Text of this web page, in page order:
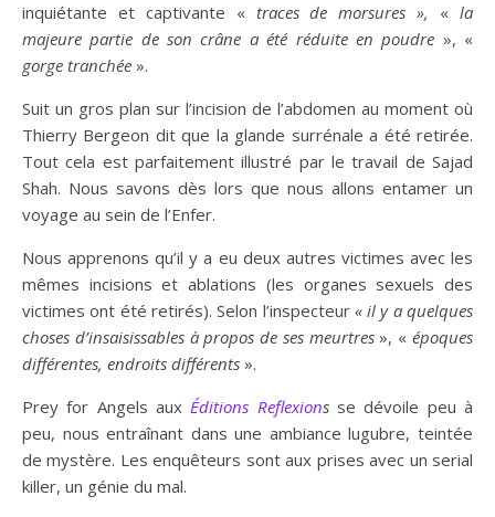
inquiétante et captivante « traces de morsures », «la
majeure partie de son crâne a été réduite en poudre », «
gorge tranchée ».
Suit un gros plan sur l’incision de l’abdomen au moment où
Thierry Bergeon dit que la glande surrénale a été retirée.
Tout cela est parfaitement illustré par le travail de Sajad
Shah. Nous savons dès lors que nous allons entamer un
voyage au sein de l’Enfer.
Nous apprenons qu’il y a eu deux autres victimes avec les
mêmes incisions et ablations (les organes sexuels des
victimes ont été retirés). Selon l’inspecteur « il y a quelques
choses d’insaisissables à propos de ses meurtres», «époques
différentes, endroits différents ».
Prey for Angels auxÉditions Reflexionsse dévoile peu à
peu, nous entraînant dans une ambiance lugubre, teintée
de mystère. Les enquêteurs sont aux prises avec un serial
killer, un génie du mal.